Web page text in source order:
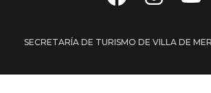
SECRETARÍA DE TURISMO DE VILLA DE